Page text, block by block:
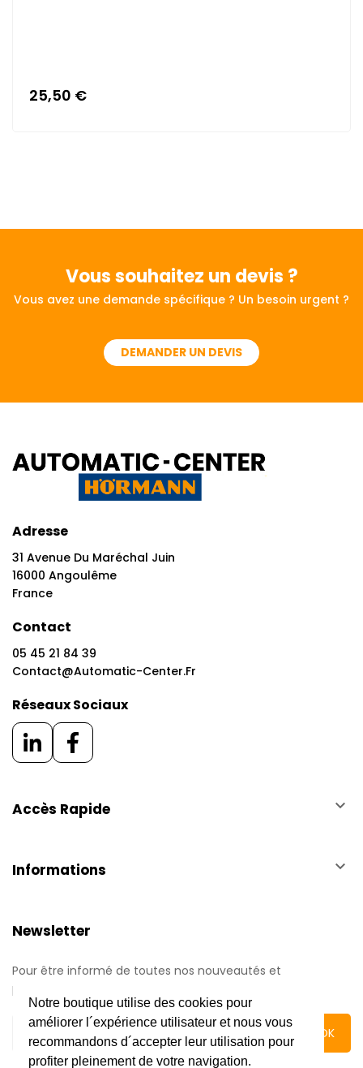
Notre boutique utilise des cookies pour
améliorer l´expérience utilisateur et nous vous
recommandons d´accepter leur utilisation pour
profiter pleinement de votre navigation.
25,50 €
Vous souhaitez un devis ?
Vous avez une demande spécifique ? Un besoin urgent ?
DEMANDER UN DEVIS
Adresse
31 Avenue Du Maréchal Juin
16000 Angoulême
France
Contact
05 45 21 84 39
Contact@automatic-Center.fr
Réseaux Sociaux
Accès Rapide keyboard_arrow_down
Informations keyboard_arrow_down
Newsletter
Pour être informé de toutes nos nouveautés et
promotions.